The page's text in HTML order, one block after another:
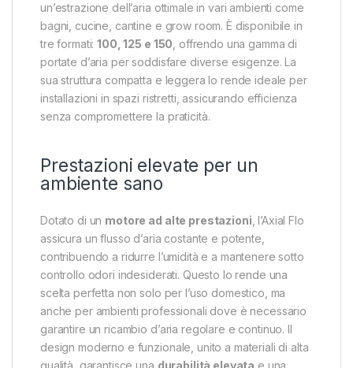
un’estrazione dell’aria ottimale in vari ambienti come
bagni, cucine, cantine e grow room. È disponibile in
tre formati:100, 125 e 150 , offrendo una gamma di
portate d’aria per soddisfare diverse esigenze. La
sua struttura compatta e leggera lo rende ideale per
installazioni in spazi ristretti, assicurando efficienza
senza compromettere la praticità.
Prestazioni elevate per un
ambiente sano
Dotato di un motore ad alte prestazioni , l’Axial Flo
assicura un flusso d’aria costante e potente,
contribuendo a ridurre l’umidità e a mantenere sotto
controllo odori indesiderati. Questo lo rende una
scelta perfetta non solo per l’uso domestico, ma
anche per ambienti professionali dove è necessario
garantire un ricambio d’aria regolare e continuo. Il
design moderno e funzionale, unito a materiali di alta
qualità, garantisce una durabilità elevata e una